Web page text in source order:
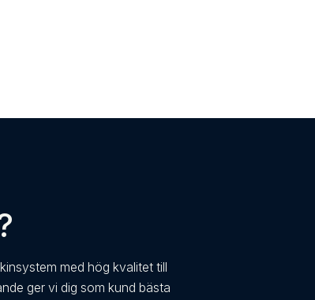
med hög kvalitet till
ger vi dig som kund bästa